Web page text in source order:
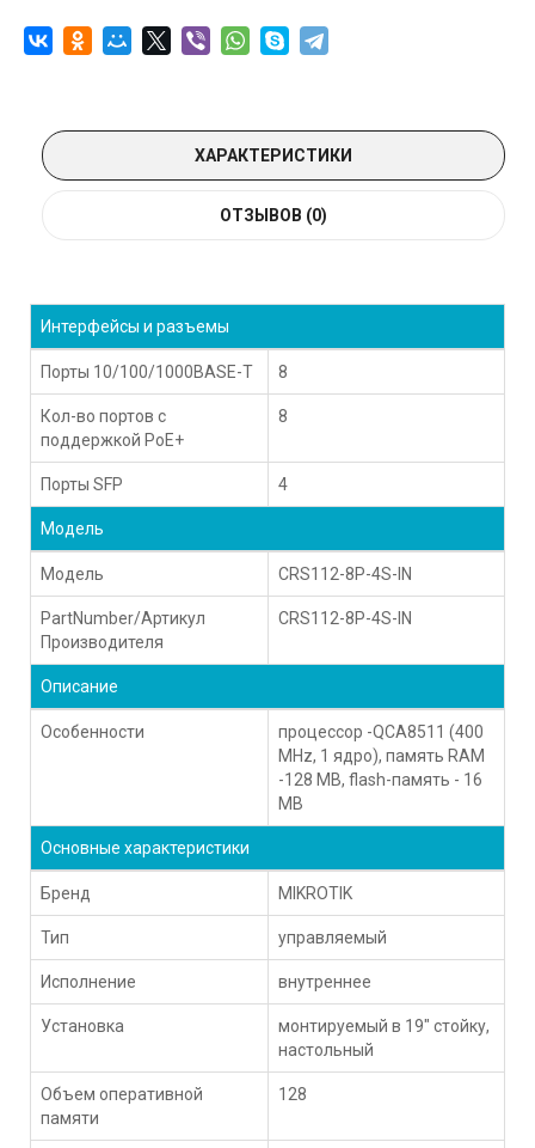
ХАРАКТЕРИСТИКИ
ОТЗЫВОВ (0)
Интерфейсы и разъемы
Порты 10/100/1000BASE-T 8
Кол-во портов с
поддержкой PoE+
8
Порты SFP 4
Модель
Модель CRS112-8P-4S-IN
PartNumber/Артикул
Производителя
CRS112-8P-4S-IN
Описание
Особенности
процессор -QCA8511 (400
MHz, 1 ядро), память RAM
-128 MB, flash-память - 16
MB
Основные характеристики
Бренд MIKROTIK
Тип управляемый
Исполнение внутреннее
Установка
монтируемый в 19" стойку,
настольный
Объем оперативной
памяти
128